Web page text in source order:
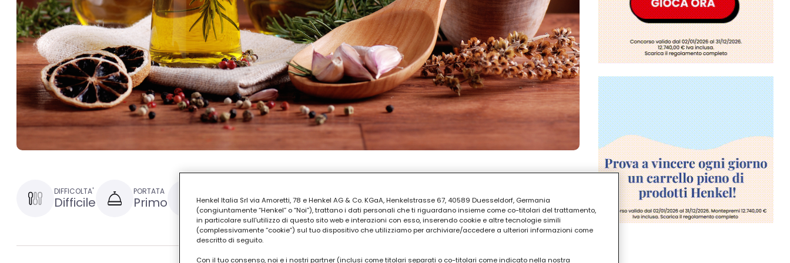
DIFFICOLTA'
Difficile
PORTATA
Primo 1 ora e 30
Henkel Italia Srl via Amoretti, 78 e Henkel AG & Co. KGaA, Henkelstrasse 67, 40589 Duesseldorf, Germania
(congiuntamente “Henkel” o “Noi”), trattano i dati personali che ti riguardano insieme come co-titolari del trattamento,
in particolare sull'utilizzo di questo sito web e interazioni con esso, inserendo cookie e altre tecnologie simili
(complessivamente “cookie”) sul tuo dispositivo che utilizziamo per archiviare/accedere a ulteriori informazioni come
descritto di seguito.
Con il tuo consenso, noi e i nostri partner (inclusi come titolari separati o co-titolari come indicato nella nostra